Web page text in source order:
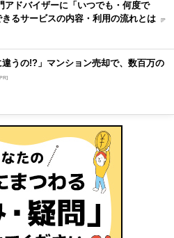
アドバイザーに「いつでも・何度で
きるサービスの内容・利用の流れとは [P
違うの!?」マンション売却で、数百万の